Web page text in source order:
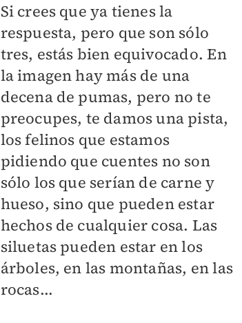
Si crees que ya tienes la
respuesta, pero que son sólo
tres, estás bien equivocado. En
la imagen hay más de una
decena de pumas, pero no te
preocupes, te damos una pista,
los felinos que estamos
pidiendo que cuentes no son
sólo los que serían de carne y
hueso, sino que pueden estar
hechos de cualquier cosa. Las
siluetas pueden estar en los
árboles, en las montañas, en las
rocas...